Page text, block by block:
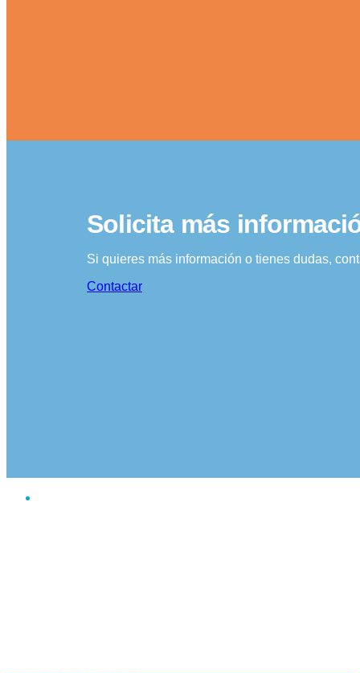
Solicita más
Si quieres más información o tienes dudas,
Contactar